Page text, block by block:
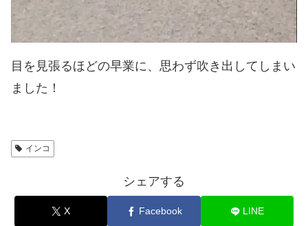
目を見張るほどの早業に、思わず吹き出してしまい
ました！
インコ
シェアする
X Facebook LINE